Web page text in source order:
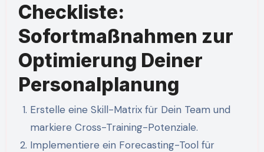
Checkliste:
Sofortmaßnahmen zur
Optimierung Deiner
Personalplanung
Erstelle eine Skill-Matrix für Dein Team und
markiere Cross-Training-Potenziale.
Implementiere ein Forecasting-Tool für